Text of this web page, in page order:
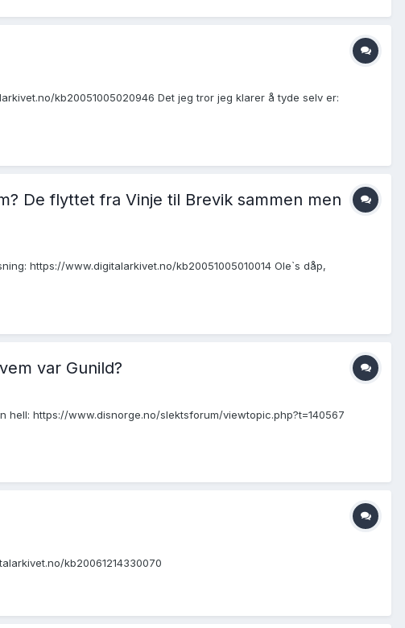
kb20051005020946 Det jeg tror jeg klarer å tyde selv er:
De flyttet fra Vinje til Brevik sammen men
https://www.digitalarkivet.no/kb20051005010014 Ole`s dåp,
var Gunild?
https://www.disnorge.no/slektsforum/viewtopic.php?t=140567
kb20061214330070